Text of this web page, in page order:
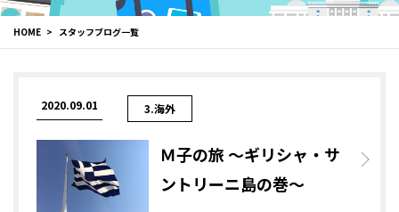
HOME スタッフブログ一覧
2020.09.01 3.海外
Ｍ子の旅 ～ギリシャ・サ
ントリーニ島の巻～